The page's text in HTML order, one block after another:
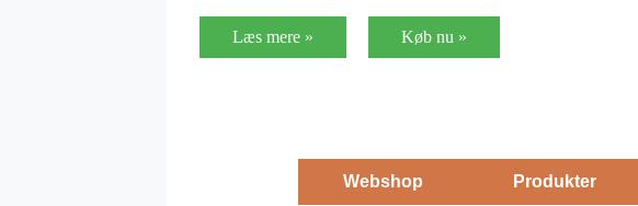
Læs mere » Køb nu »
Webshop Produkter